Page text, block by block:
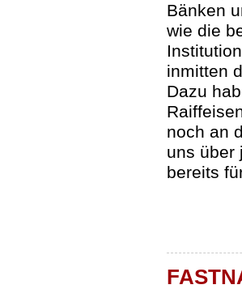
Bänken
wie die
inmitten
Dazu
noch an
uns über
bereits